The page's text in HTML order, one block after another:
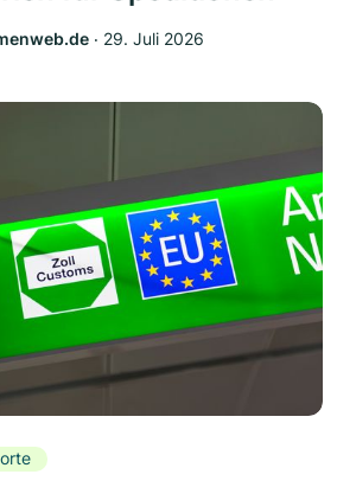
‧ 29. Juli 2026